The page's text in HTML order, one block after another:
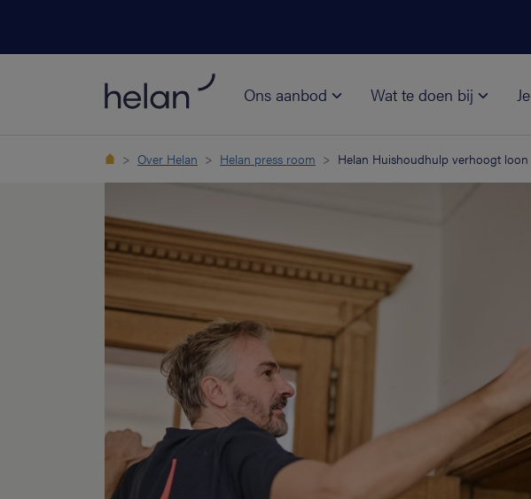
Ons aanbod Wat te doen bij
Over Helan Helan press room Helan Huishoudhulp verhoogt